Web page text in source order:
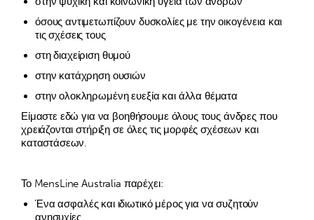
όσους αντιμετωπίζουν δυσκολίες με την οικογένεια και
τις σχέσεις τους
στη διαχείριση θυμού
στην κατάχρηση ουσιών
στην ολοκληρωμένη ευεξία και άλλα θέματα
Είμαστε εδώ για να βοηθήσουμε όλους τους άνδρες που
χρειάζονται στήριξη σε όλες τις μορφές σχέσεων και
καταστάσεων.
Το MensLine Australia παρέχει:
Ένα ασφαλές και ιδιωτικό μέρος για να συζητούν
ανησυχίες